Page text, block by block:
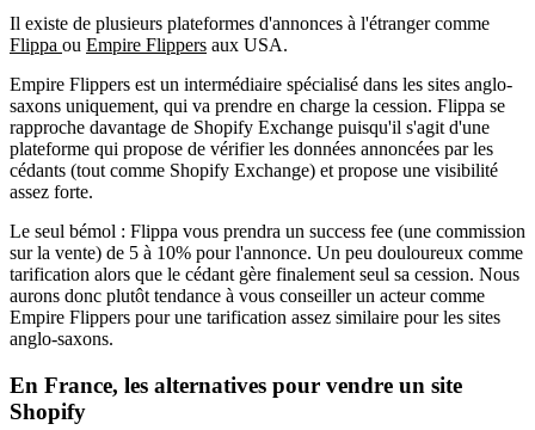
Il existe de plusieurs plateformes d'annonces à l'étranger comme
Flippa ou Empire Flippers aux USA.
Empire Flippers est un intermédiaire spécialisé dans les sites anglo-
saxons uniquement, qui va prendre en charge la cession. Flippa se
rapproche davantage de Shopify Exchange puisqu'il s'agit d'une
plateforme qui propose de vérifier les données annoncées par les
cédants (tout comme Shopify Exchange) et propose une visibilité
assez forte.
Le seul bémol : Flippa vous prendra un success fee (une commission
sur la vente) de 5 à 10% pour l'annonce. Un peu douloureux comme
tarification alors que le cédant gère finalement seul sa cession. Nous
aurons donc plutôt tendance à vous conseiller un acteur comme
Empire Flippers pour une tarification assez similaire pour les sites
anglo-saxons.
En France, les alternatives pour vendre un site
Shopify